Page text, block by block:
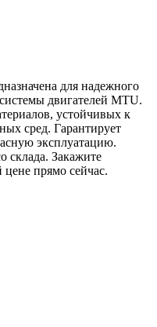
для надежного
двигателей MTU.
устойчивых к
сред. Гарантирует
эксплуатацию.
склада. Закажите
прямо сейчас.